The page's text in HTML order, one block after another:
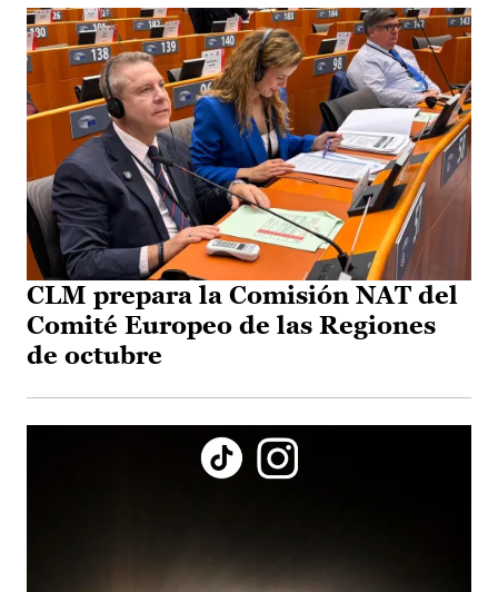
CLM prepara la Comisión NAT del
Comité Europeo de las Regiones
de octubre